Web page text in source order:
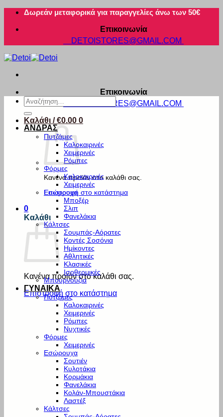
Μετάβαση
περιεχόμενο
Δωρεάν μεταφορικά για παραγγελίες άνω των 50€
Επικοινωνία
DETOISTORES@GMAIL.COM
Επικοινωνία
DETOISTORES@GMAIL.COM
Καλάθι /€0.00 0
Κανένα προϊόν στο καλάθι σας.
Επιστροφή στο κατάστημα
0
Καλάθι
Κανένα προϊόν στο καλάθι σας.
Επιστροφή στο κατάστημα
Αναζήτηση
για:
ΑΝΔΡΑΣ
Πυτζάμες
Καλοκαιρινές
Χειμερινές
Ρόμπες
Φόρμες
Καλοκαιρινές
Χειμερινές
Εσώρουχα
Μποξέρ
Σλιπ
Φανελάκια
Κάλτσες
Σουμπάς-Αόρατες
Κοντές Σοσόνια
Ημίκοντες
Αθλητικές
Κλασικές
Ισοθερμικές
Μπουρνούζια
ΓΥΝΑΙΚΑ
Πυτζάμες
Καλοκαιρινές
Χειμερινές
Ρόμπες
Νυχτικές
Φόρμες
Χειμερινές
Εσώρουχα
Σουτιέν
Κυλοτάκια
Κορμάκια
Φανελάκια
Κολάν-Μπουστάκια
Λαστέξ
Κάλτσες